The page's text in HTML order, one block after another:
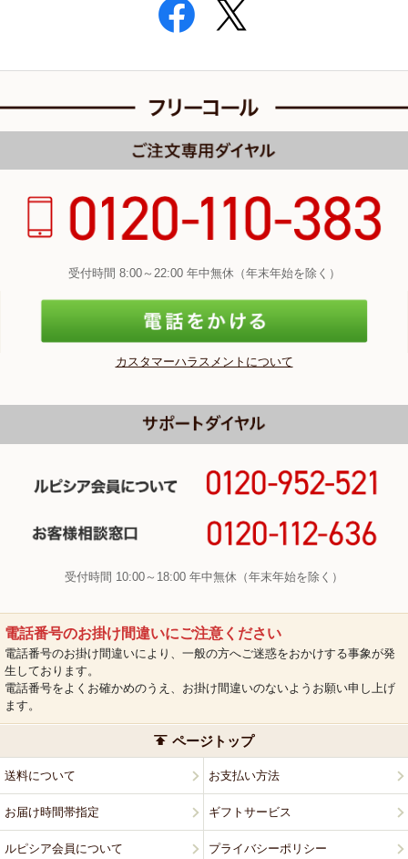
受付時間 8:00～22:00 年中無休（年末年始を除く）
カスタマーハラスメントについて
受付時間 10:00～18:00 年中無休（年末年始を除く）
電話番号のお掛け間違いにご注意ください
電話番号のお掛け間違いにより、一般の方へご迷惑をおかけする事象が発
生しております。
電話番号をよくお確かめのうえ、お掛け間違いのないようお願い申し上げ
ます。
ページトップ
送料について お支払い方法
お届け時間帯指定 ギフトサービス
ルピシア会員について プライバシーポリシー